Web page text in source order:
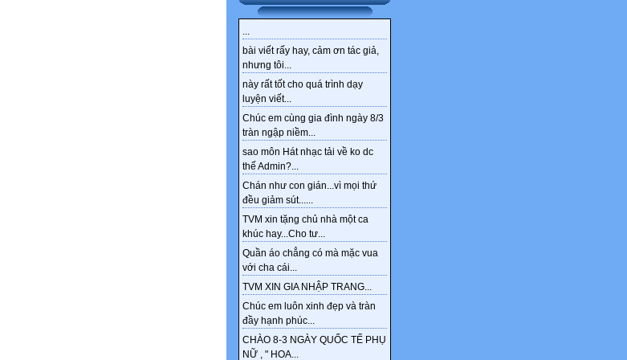
...
bài viết rấy hay, cảm ơn tác giả,
nhưng tôi...
này rất tốt cho quá trình dạy
luyện viết...
Chúc em cùng gia đình ngày 8/3
tràn ngập niềm...
sao môn Hát nhạc tải về ko dc
thế Admin?...
Chán như con gián...vì mọi thứ
đều giảm sút......
TVM xin tặng chủ nhà một ca
khúc hay...Cho tư...
Quần áo chẳng có mà mặc vua
với cha cái...
TVM XIN GIA NHẬP TRANG...
Chúc em luôn xinh đẹp và tràn
đầy hạnh phúc...
CHÀO 8-3 NGÀY QUỐC TẾ PHỤ
NỮ , " HOA...